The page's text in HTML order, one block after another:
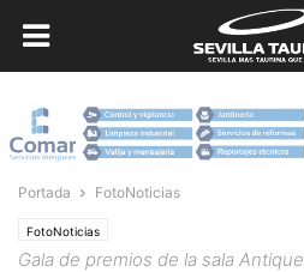
Portada FotoNoticias
FotoNoticias
Gala de premios de la sala Antique